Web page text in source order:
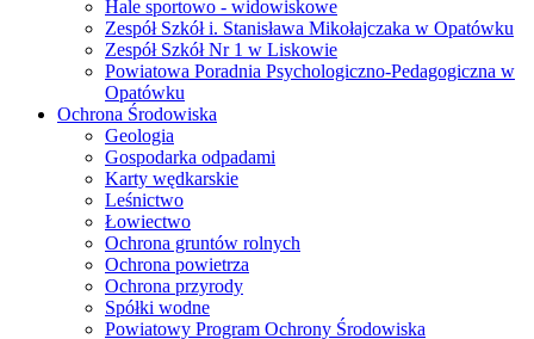
Hale sportowo - widowiskowe
Zespół Szkół i. Stanisława Mikołajczaka w Opatówku
Zespół Szkół Nr 1 w Liskowie
Powiatowa Poradnia Psychologiczno-Pedagogiczna w
Opatówku
Ochrona Środowiska
Geologia
Gospodarka odpadami
Karty wędkarskie
Leśnictwo
Łowiectwo
Ochrona gruntów rolnych
Ochrona powietrza
Ochrona przyrody
Spółki wodne
Powiatowy Program Ochrony Środowiska